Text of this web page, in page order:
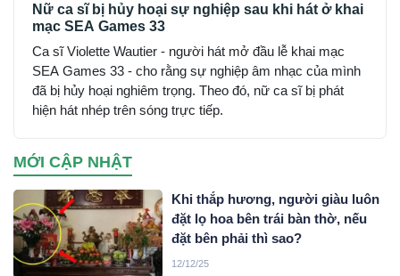
Nữ ca sĩ bị hủy hoại sự nghiệp sau khi hát ở khai
mạc SEA Games 33
Ca sĩ Violette Wautier - người hát mở đầu lễ khai mạc
SEA Games 33 - cho rằng sự nghiệp âm nhạc của mình
đã bị hủy hoại nghiêm trọng. Theo đó, nữ ca sĩ bị phát
hiện hát nhép trên sóng trực tiếp.
MỚI CẬP NHẬT
Khi thắp hương, người giàu luôn
đặt lọ hoa bên trái bàn thờ, nếu
đặt bên phải thì sao?
12/12/25